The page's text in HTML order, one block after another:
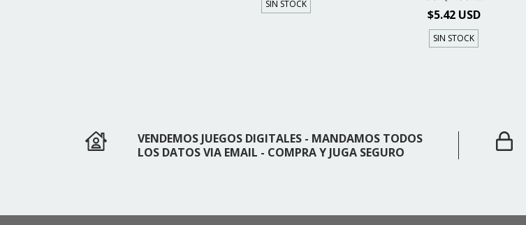
SIN STOCK
$5.42 USD
SIN STOCK
VENDEMOS JUEGOS DIGITALES - MANDAMOS TODOS
LOS DATOS VIA EMAIL - COMPRA Y JUGA SEGURO